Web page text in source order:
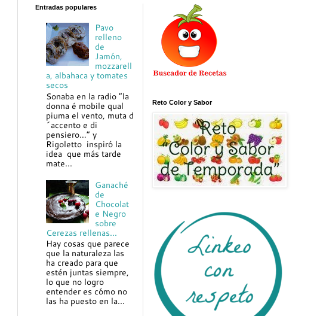
Entradas populares
Pavo
relleno
de
Jamón,
mozzarell
a, albahaca y tomates
secos
Sonaba en la radio “la
donna é mobile qual
piuma el vento, muta d
´accento e di
pensiero…” y
Rigoletto inspiró la
idea que más tarde
mate...
Ganaché
de
Chocolat
e Negro
sobre
Cerezas rellenas...
Hay cosas que parece
que la naturaleza las
ha creado para que
estén juntas siempre,
lo que no logro
entender es cómo no
las ha puesto en la...
Reto Color y Sabor